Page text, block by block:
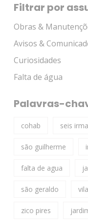
Filtrar por
Obras &
Avisos &
Curiosidades
Falta de água
Palavras-
cohab seis
são guilherme
falta de agua
são geraldo
zico pires